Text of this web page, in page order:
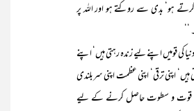
کرتے ہو‘ بدی سے روکتے ہو اور اللہ پر
اپنے لیے زندہ رہتی ہیں‘ اپنے
ہیں‘ اپنی ترقی‘ اپنی عظمت اپنی سربلندی
قوت و سطوت حاصل کرنے کے لیے